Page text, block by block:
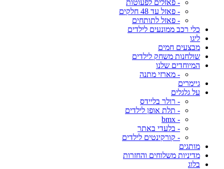
- פאזלים לפעוטות
- פאזל עד 48 חלקים
- פאזל לתותחים
כלי רכב ממונעים לילדים
ליגו
מבצעים חמים
שולחנות משחק לילדים
המיוחדים שלנו
- מארזי מתנה
גיימרים
על גלגלים
- רולר בליידס
- תלת אופן לילדים
- bmx
- בלעדי באתר
- קורקינטים לילדים
מותגים
מדיניות משלוחים והחזרות
בלוג